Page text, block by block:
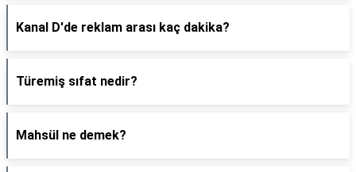
Kanal D'de reklam arası kaç dakika?
Türemiş sıfat nedir?
Mahsül ne demek?